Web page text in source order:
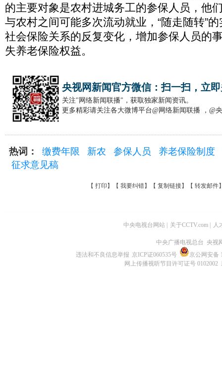
的主要对象是农村进城务工的参保人员，他
与农村之间可能多次流动就业，“随走随转”
社会保险关系的反复变化，增加参保人员的
失养老保险权益。
央视网新闻官方微信：扫一扫，立
关注"网络新闻联播"，获取独家新闻资讯。
更多精彩请关注各大微博平台@网络新闻联播 ，@
热词： 缴费年限 新农 参保人员
养老保险制度
征求意见稿
【 打印 】【 我要纠错】【 复制链接】【 转发邮件
中央电视台网站 关于CCTV.com 人
中央广播电视总台 央视
违法和不良信息举报 京ICP证060535号
京公网安备
网上传播视听节目许可证号 0102002